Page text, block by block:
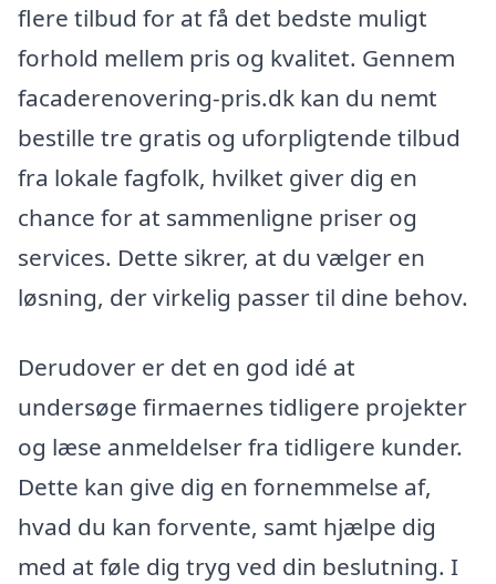
flere tilbud for at få det bedste muligt
forhold mellem pris og kvalitet. Gennem
facaderenovering-pris.dk kan du nemt
bestille tre gratis og uforpligtende tilbud
fra lokale fagfolk, hvilket giver dig en
chance for at sammenligne priser og
services. Dette sikrer, at du vælger en
løsning, der virkelig passer til dine behov.
Derudover er det en god idé at
undersøge firmaernes tidligere projekter
og læse anmeldelser fra tidligere kunder.
Dette kan give dig en fornemmelse af,
hvad du kan forvente, samt hjælpe dig
med at føle dig tryg ved din beslutning. I